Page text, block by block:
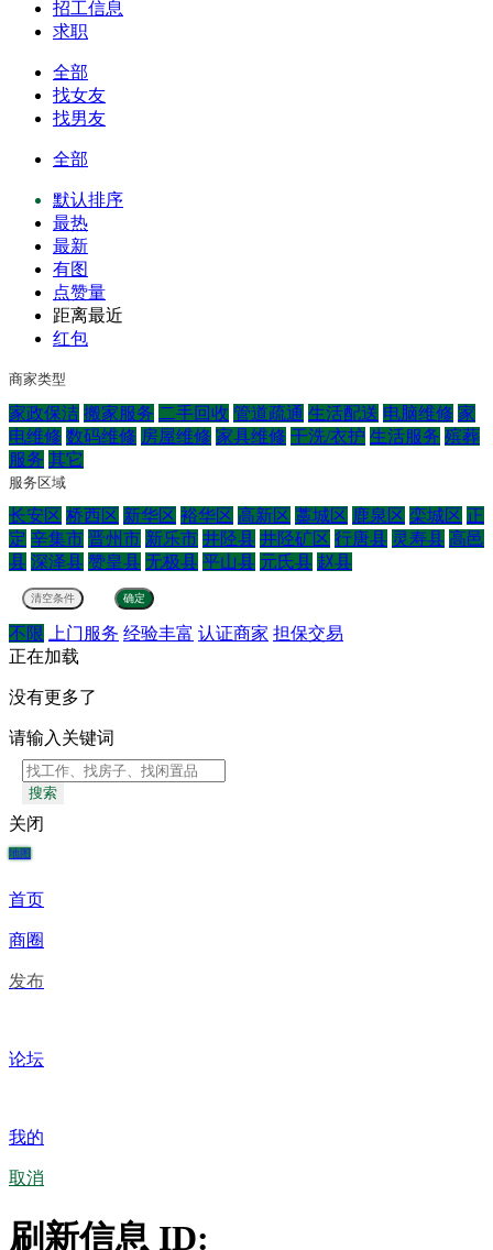
招工信息
求职
全部
找女友
找男友
全部
默认排序
最热
最新
有图
点赞量
距离最近
红包
商家类型
家政保洁 搬家服务 二手回收 管道疏通 生活配送 电脑维修 家
电维修 数码维修 房屋维修 家具维修 干洗/衣护 生活服务 殡葬
服务 其它
服务区域
长安区 桥西区 新华区 裕华区 高新区 藁城区 鹿泉区 栾城区 正
定 辛集市 晋州市 新乐市 井陉县 井陉矿区 行唐县 灵寿县 高邑
县 深泽县 赞皇县 无极县 平山县 元氏县 赵县
不限 上门服务 经验丰富 认证商家 担保交易
正在加载
没有更多了
请输入关键词
搜索
关闭
地图
首页
商圈
发布
论坛
我的
取消
刷新信息 ID: